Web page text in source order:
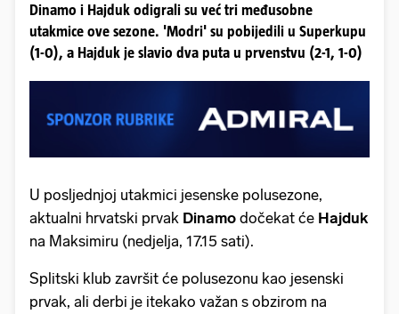
Dinamo i Hajduk odigrali su već tri međusobne
utakmice ove sezone. 'Modri' su pobijedili u Superkupu
(1-0), a Hajduk je slavio dva puta u prvenstvu (2-1, 1-0)
U posljednjoj utakmici jesenske polusezone,
aktualni hrvatski prvak Dinamo dočekat će Hajduk
na Maksimiru (nedjelja, 17.15 sati).
Splitski klub završit će polusezonu kao jesenski
prvak, ali derbi je itekako važan s obzirom na